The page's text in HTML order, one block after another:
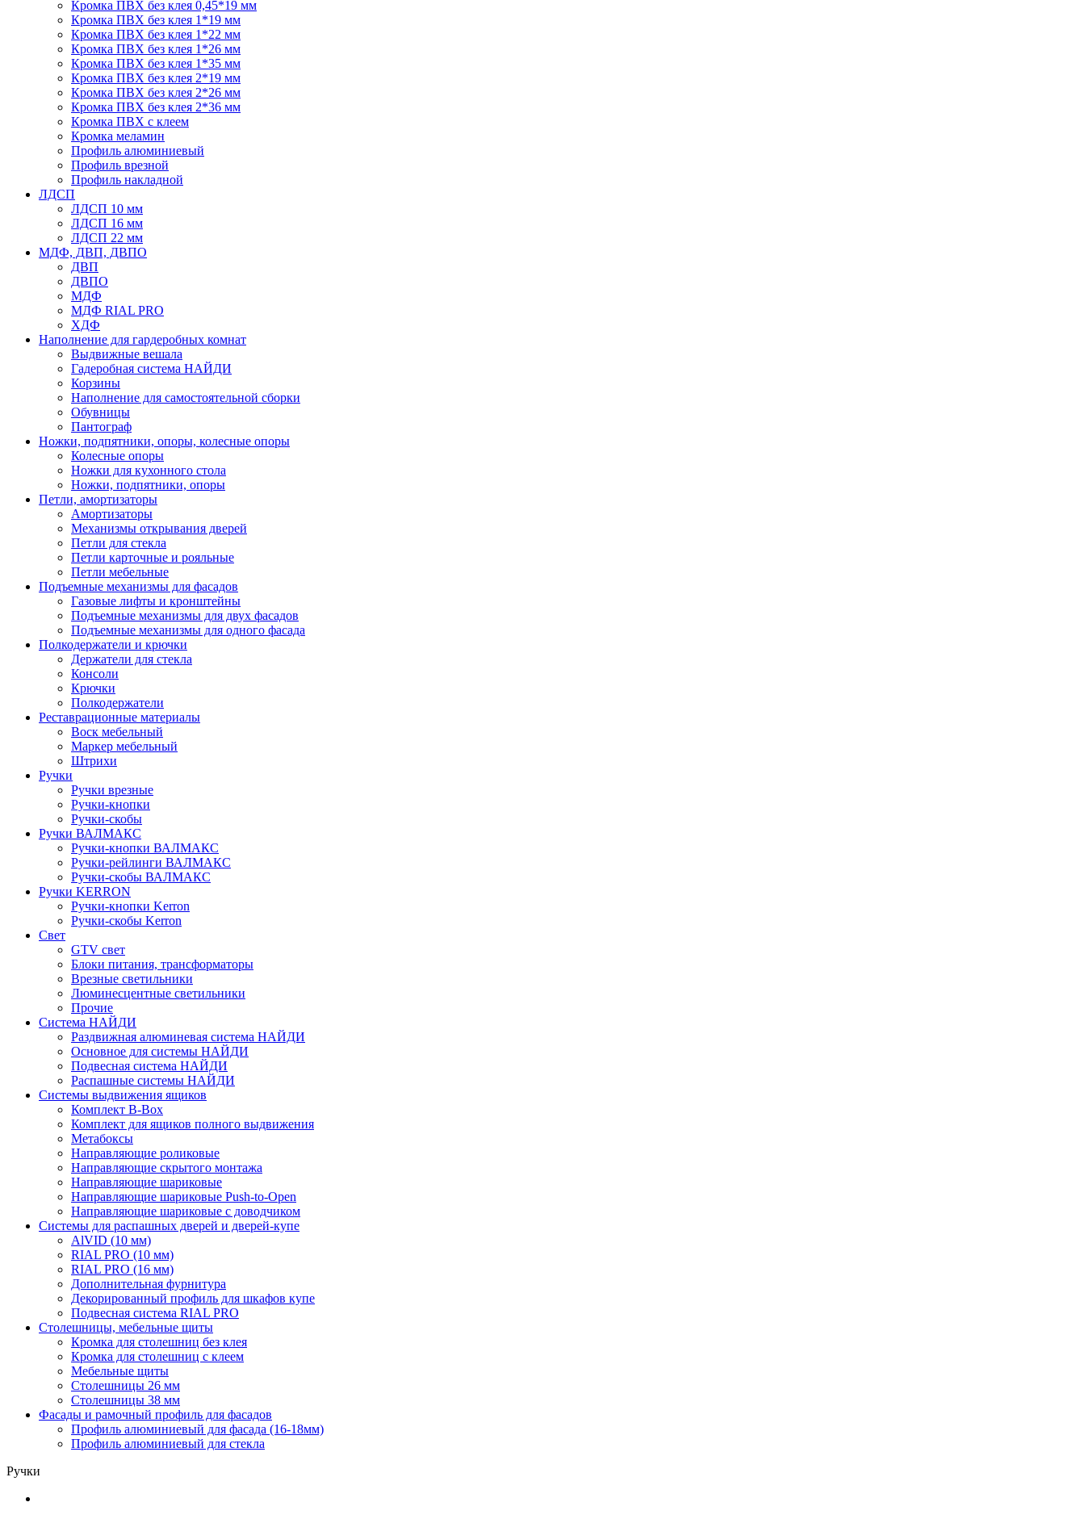
Кромка ПВХ без клея 0,45*19 мм
Кромка ПВХ без клея 1*19 мм
Кромка ПВХ без клея 1*22 мм
Кромка ПВХ без клея 1*26 мм
Кромка ПВХ без клея 1*35 мм
Кромка ПВХ без клея 2*19 мм
Кромка ПВХ без клея 2*26 мм
Кромка ПВХ без клея 2*36 мм
Кромка ПВХ с клеем
Кромка меламин
Профиль алюминиевый
Профиль врезной
Профиль накладной
ЛДСП
ЛДСП 10 мм
ЛДСП 16 мм
ЛДСП 22 мм
МДФ, ДВП, ДВПО
ДВП
ДВПО
МДФ
МДФ RIAL PRO
ХДФ
Наполнение для гардеробных комнат
Выдвижные вешала
Гадеробная система НАЙДИ
Корзины
Наполнение для самостоятельной сборки
Обувницы
Пантограф
Ножки, подпятники, опоры, колесные опоры
Колесные опоры
Ножки для кухонного стола
Ножки, подпятники, опоры
Петли, амортизаторы
Амортизаторы
Механизмы открывания дверей
Петли для стекла
Петли карточные и рояльные
Петли мебельные
Подъемные механизмы для фасадов
Газовые лифты и кронштейны
Подъемные механизмы для двух фасадов
Подъемные механизмы для одного фасада
Полкодержатели и крючки
Держатели для стекла
Консоли
Крючки
Полкодержатели
Реставрационные материалы
Воск мебельный
Маркер мебельный
Штрихи
Ручки
Ручки врезные
Ручки-кнопки
Ручки-скобы
Ручки ВАЛМАКС
Ручки-кнопки ВАЛМАКС
Ручки-рейлинги ВАЛМАКС
Ручки-скобы ВАЛМАКС
Ручки KERRON
Ручки-кнопки Kerron
Ручки-скобы Kerron
Свет
GTV свет
Блоки питания, трансформаторы
Врезные светильники
Люминесцентные светильники
Прочие
Система НАЙДИ
Раздвижная алюминевая система НАЙДИ
Основное для системы НАЙДИ
Подвесная система НАЙДИ
Распашные системы НАЙДИ
Системы выдвижения ящиков
Комплект B-Box
Комплект для ящиков полного выдвижения
Метабоксы
Направляющие роликовые
Направляющие скрытого монтажа
Направляющие шариковые
Направляющие шариковые Push-to-Open
Направляющие шариковые с доводчиком
Системы для распашных дверей и дверей-купе
AlVID (10 мм)
RIAL PRO (10 мм)
RIAL PRO (16 мм)
Дополнительная фурнитура
Декорированный профиль для шкафов купе
Подвесная система RIAL PRO
Столешницы, мебельные щиты
Кромка для столешниц без клея
Кромка для столешниц с клеем
Мебельные щиты
Столешницы 26 мм
Столешницы 38 мм
Фасады и рамочный профиль для фасадов
Профиль алюминиевый для фасада (16-18мм)
Профиль алюминиевый для стекла
Ручки